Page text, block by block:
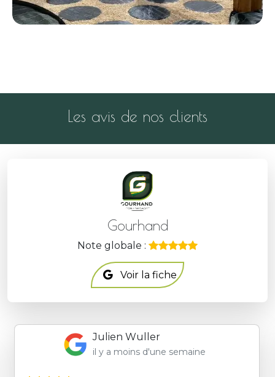
Les avis de nos clients
Gourhand
Note globale :
Voir la fiche
Francois Guillerm
il y a moins d'une semaine